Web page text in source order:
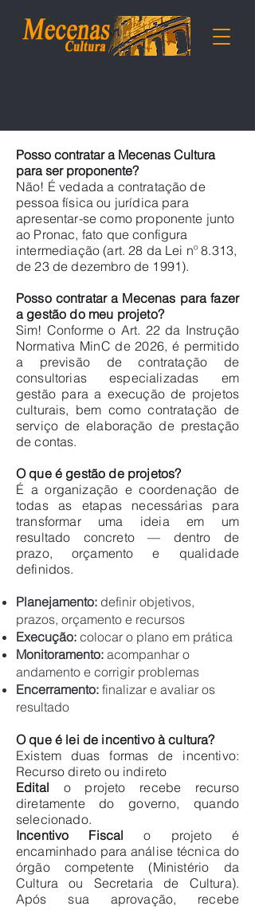
Posso contratar a Mecenas Cultura
para ser proponente?
Não! É vedada a contratação de
pessoa física ou jurídica para
apresentar-se como proponente junto
ao Pronac, fato que configura
intermediação (art. 28 da Lei nº 8.313,
de 23 de dezembro de 1991).
Posso contratar a Mecenas para fazer
a gestão do meu projeto?
Sim! Conforme o Art. 22 da Instrução
Normativa MinC de 2026, é permitido
a previsão de contratação de
consultorias especializadas em
gestão para a execução de projetos
culturais, bem como contratação de
serviço de elaboração de prestação
de contas.
O que é gestão de projetos?
É a organização e coordenação de
todas as etapas necessárias para
transformar uma ideia em um
resultado concreto — dentro de
prazo, orçamento e qualidade
definidos.
Planejamento: definir objetivos,
prazos, orçamento e recursos
Execução: colocar o plano em prática
Monitoramento: acompanhar o
andamento e corrigir problemas
Encerramento: finalizar e avaliar os
resultado
O que é lei de incentivo à cultura?
Existem duas formas de incentivo:
Recurso direto ou indireto
Edital o projeto recebe recurso
diretamente do governo, quando
selecionado.
Incentivo Fiscal o projeto é
encaminhado para análise técnica do
órgão competente (Ministério da
Cultura ou Secretaria de Cultura).
Após sua aprovação, recebe